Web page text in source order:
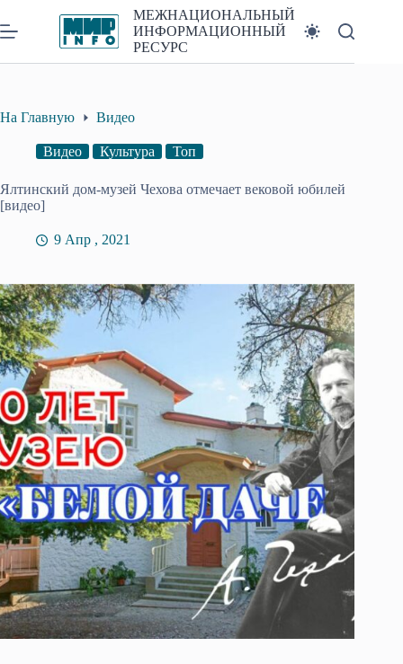
к
сути
МЕЖНАЦИОНАЛЬНЫЙ
ИНФОРМАЦИОННЫЙ
РЕСУРС
На Главную Видео
Видео Культура Топ
Ялтинский дом-музей Чехова отмечает вековой юбилей
[видео]
9 Апр , 2021